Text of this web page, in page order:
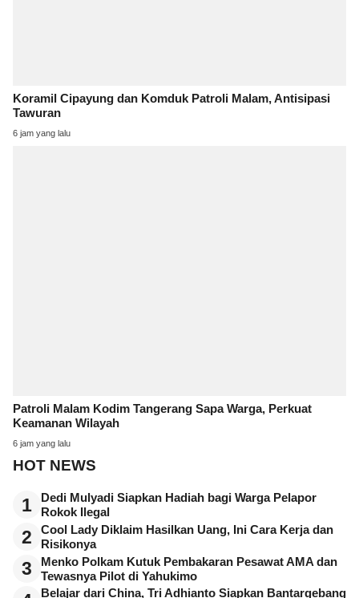
Koramil Cipayung dan Komduk Patroli Malam, Antisipasi
Tawuran
6 jam yang lalu
Patroli Malam Kodim Tangerang Sapa Warga, Perkuat
Keamanan Wilayah
6 jam yang lalu
HOT NEWS
1
Dedi Mulyadi Siapkan Hadiah bagi Warga Pelapor
Rokok Ilegal
2
Cool Lady Diklaim Hasilkan Uang, Ini Cara Kerja dan
Risikonya
3
Menko Polkam Kutuk Pembakaran Pesawat AMA dan
Tewasnya Pilot di Yahukimo
Belajar dari China, Tri Adhianto Siapkan Bantargebang